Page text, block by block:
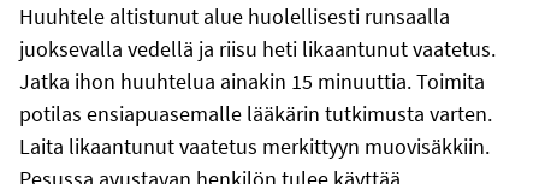
Huuhtele altistunut alue huolellisesti runsaalla
juoksevalla vedellä ja riisu heti likaantunut vaatetus.
Jatka ihon huuhtelua ainakin 15 minuuttia. Toimita
potilas ensiapuasemalle lääkärin tutkimusta varten.
Laita likaantunut vaatetus merkittyyn muovisäkkiin.